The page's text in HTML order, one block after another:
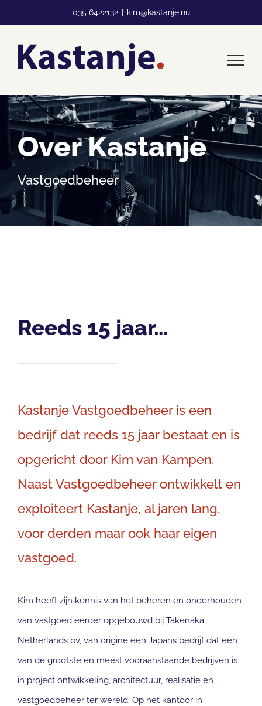
inhoud
035 6422132 kim@kastanje.nu
Over Kastanje
Vastgoedbeheer
Reeds 15 jaar…
Kastanje Vastgoedbeheer is een
bedrijf dat reeds 15 jaar bestaat en is
opgericht door Kim van Kampen.
Naast Vastgoedbeheer ontwikkelt en
exploiteert Kastanje, al jaren lang,
voor derden maar ook haar eigen
vastgoed.
Kim heeft zijn kennis van het beheren en onderhouden
van vastgoed eerder opgebouwd bij Takenaka
Netherlands bv, van origine een Japans bedrijf dat een
van de grootste en meest vooraanstaande bedrijven is
in project ontwikkeling, architectuur, realisatie en
vastgoedbeheer ter wereld. Op het kantoor in